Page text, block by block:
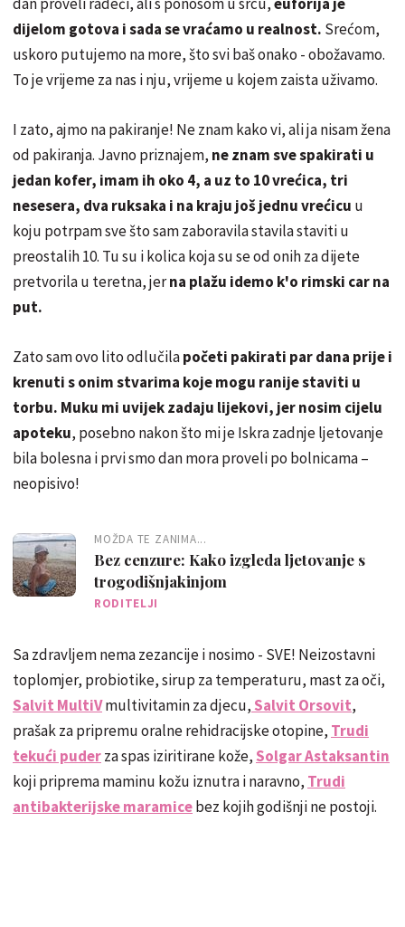
dijelom gotova i sada se vraćamo u realnost. Srećom,
uskoro putujemo na more, što svi baš onako - obožavamo.
To je vrijeme za nas i nju, vrijeme u kojem zaista uživamo.
I zato, ajmo na pakiranje! Ne znam kako vi, ali ja nisam žena
od pakiranja. Javno priznajem, ne znam sve spakirati u
jedan kofer, imam ih oko 4, a uz to 10 vrećica, tri
nesesera, dva ruksaka i na kraju još jednu vrećicu u
koju potrpam sve što sam zaboravila stavila staviti u
preostalih 10. Tu su i kolica koja su se od onih za dijete
pretvorila u teretna, jerna plažu idemo k'o rimski car na
put.
Zato sam ovo lito odlučilapočeti pakirati par dana prije i
krenuti s onim stvarima koje mogu ranije staviti u
torbu. Muku mi uvijek zadaju lijekovi, jer nosim cijelu
apoteku, posebno nakon što mi je Iskra zadnje ljetovanje
bila bolesna i prvi smo dan mora proveli po bolnicama –
neopisivo!
MOŽDA TE ZANIMA...
Bez cenzure: Kako izgleda ljetovanje s
trogodišnjakinjom
RODITELJI
Sa zdravljem nema zezancije i nosimo - SVE! Neizostavni
toplomjer, probiotike, sirup za temperaturu, mast za oči,
Salvit MultiVmultivitamin za djecu,Salvit Orsovit,
prašak za pripremu oralne rehidracijske otopine, Trudi
tekući puderza spas iziritirane kože,Solgar Astaksantin
koji priprema maminu kožu iznutra i naravno, Trudi
antibakterijske maramicebez kojih godišnji ne postoji.